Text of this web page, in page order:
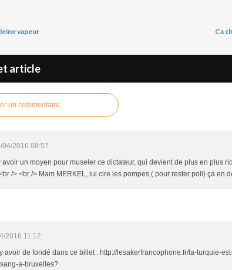
vapeur Ca
article
un commentaire
04/2016 08:57
avoir un moyen pour museler ce dictateur, qui devient de plus en plus
/> <br /> Mam MERKEL, lui cire les pompes,( pour rester poli) ça en
2016 11:12
avoir de fondé dans ce billet : http://lesakerfrancophone.fr/la-turquie-
a-bruxelles?